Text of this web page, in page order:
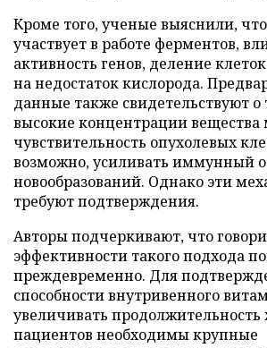
Кроме того, ученые выяснили,
участвует в работе ферментов,
активность генов, деление
на недостаток кислорода.
данные также свидетельствуют о
высокие концентрации
чувствительность опухолевых
возможно, усиливать иммунный
новообразований. Однако эти
требуют подтверждения.
Авторы подчеркивают, что
эффективности такого подхода
преждевременно. Для
способности внутривенного
увеличивать
пациентов необходимы крупные